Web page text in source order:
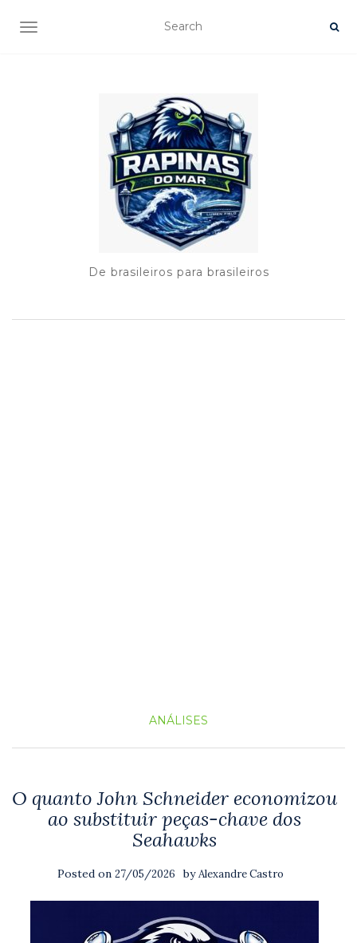
TOGGLE NAVIGATION
De brasileiros para brasileiros
ANÁLISES
O quanto John Schneider economizou
ao substituir peças-chave dos
Seahawks
Posted on 27/05/2026 byAlexandre Castro